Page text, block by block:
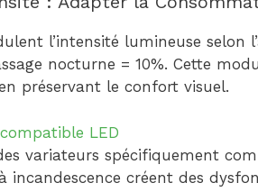
l’intensité lumineuse selon
nocturne = 10%. Cette
préservant le confort visuel.
LED
variateurs spécifiquement
incandescence créent des